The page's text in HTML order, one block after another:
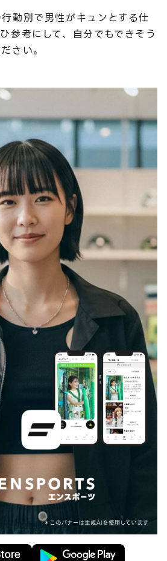
動別で男性がキュンとする仕
参考にして、自分でもできそう
さい。